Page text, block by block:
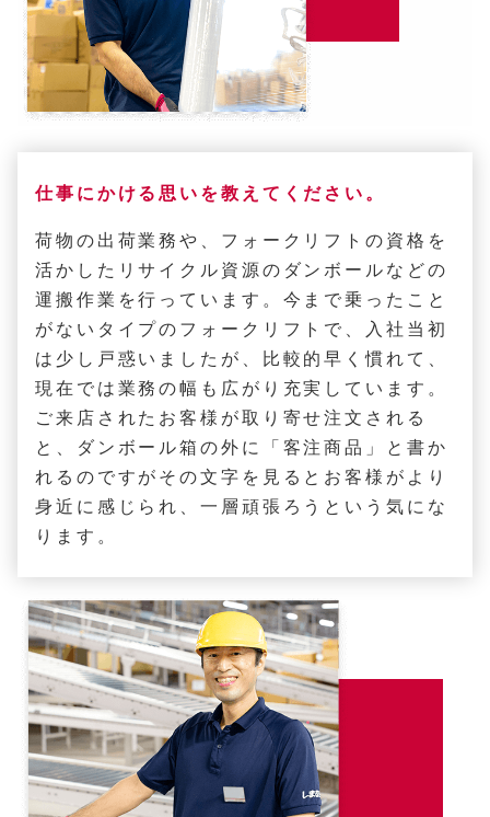
仕事にかける思いを教えてください。
荷物の出荷業務や、フォークリフトの資格を
活かしたリサイクル資源のダンボールなどの
運搬作業を行っています。今まで乗ったこと
がないタイプのフォークリフトで、入社当初
は少し戸惑いましたが、比較的早く慣れて、
現在では業務の幅も広がり充実しています。
ご来店されたお客様が取り寄せ注文される
と、ダンボール箱の外に「客注商品」と書か
れるのですがその文字を見るとお客様がより
身近に感じられ、一層頑張ろうという気にな
ります。